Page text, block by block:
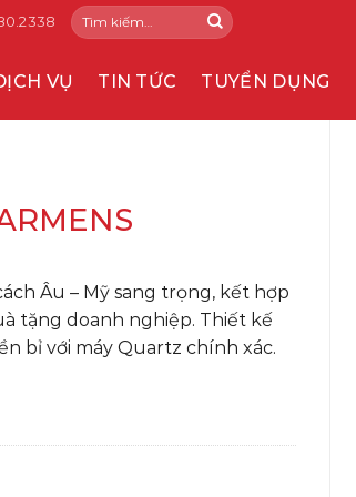
Tìm
kiếm:
VỤ TIN TỨC TUYỂN DỤNG
Âu – Mỹ sang trọng, kết hợp
tặng doanh nghiệp. Thiết kế
bỉ với máy Quartz chính xác.